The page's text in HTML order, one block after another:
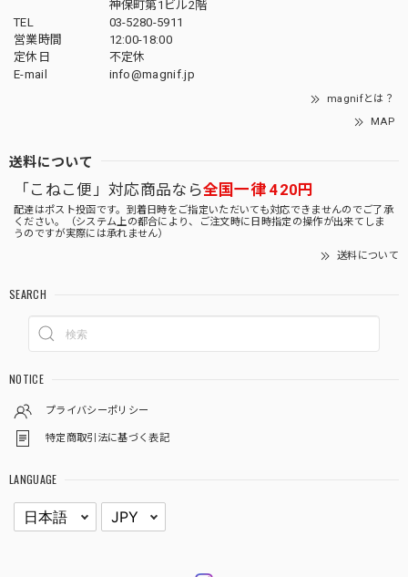
神保町第1ビル2階
TEL
03-5280-5911
営業時間
12:00-18:00
定休日
不定休
E-mail
info@magnif.jp
magnifとは？
MAP
送料について
「こねこ便」対応商品なら全国一律 420円
配達はポスト投函です。到着日時をご指定いただいても対応できませんのでご了承
ください。（システム上の都合により、ご注文時に日時指定の操作が出来てしま
うのですが実際には承れません）
送料について
SEARCH
NOTICE
プライバシーポリシー
特定商取引法に基づく表記
LANGUAGE